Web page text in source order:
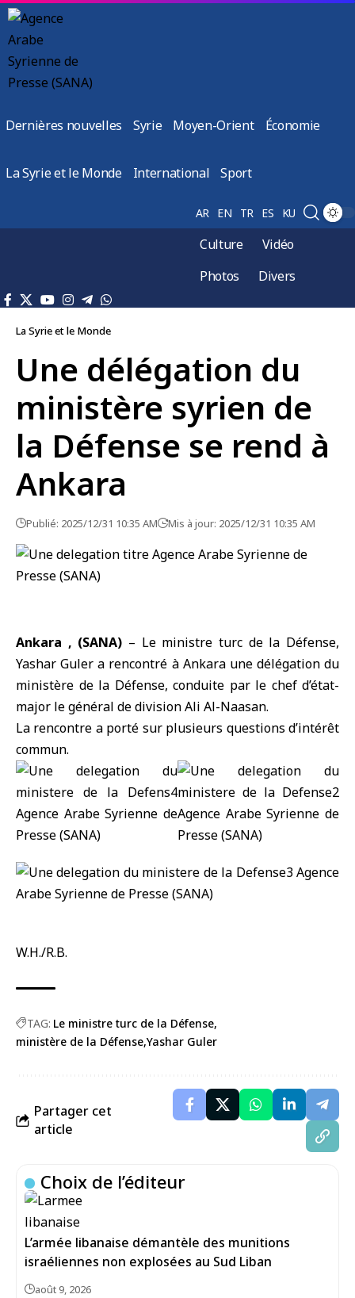
Dernières nouvelles Syrie Moyen-Orient Économie
La Syrie et le Monde International Sport
AR EN TR ES KU
Culture
Vidéo
Photos
Divers
La Syrie et le Monde
Une délégation du
ministère syrien de
la Défense se rend à
Ankara
Publié: 2025/12/31 10:35 AM Mis à jour: 2025/12/31 10:35 AM
Ankara , (SANA) – Le ministre turc de la Défense,
Yashar Guler a rencontré à Ankara une délégation du
ministère de la Défense, conduite par le chef d’état-
major le général de division Ali Al-Naasan.
La rencontre a porté sur plusieurs questions d’intérêt
commun.
W.H./R.B.
TAG: Le ministre turc de la Défense
ministère de la Défense Yashar Guler
Partager cet
article
Choix de l’éditeur
L’armée libanaise démantèle des munitions
israéliennes non explosées au Sud Liban
août 9, 2026